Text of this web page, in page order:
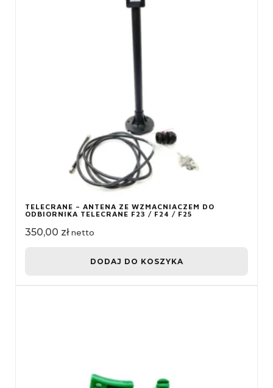
TELECRANE – ANTENA ZE WZMACNIACZEM DO
ODBIORNIKA TELECRANE F23 / F24 / F25
350,00 zł netto
DODAJ DO KOSZYKA